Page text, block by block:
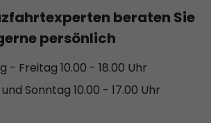
beraten Sie
persönlich
- Freitag 10.00 - 18.00 Uhr
Sonntag 10.00 - 17.00 Uhr